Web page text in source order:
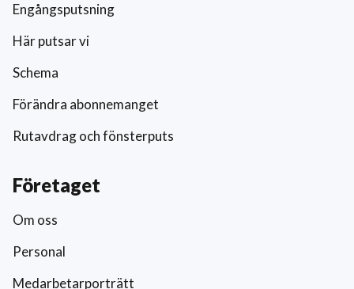
Engångsputsning
Här putsar vi
Schema
Förändra abonnemanget
Rutavdrag och fönsterputs
Företaget
Om oss
Personal
Medarbetarporträtt